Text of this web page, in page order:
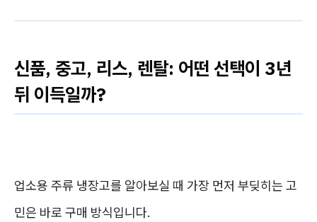
신품, 중고, 리스, 렌탈: 어떤 선택이 3년
뒤 이득일까?
업소용 주류 냉장고를 알아보실 때 가장 먼저 부딪히는 고
민은 바로 구매 방식입니다.